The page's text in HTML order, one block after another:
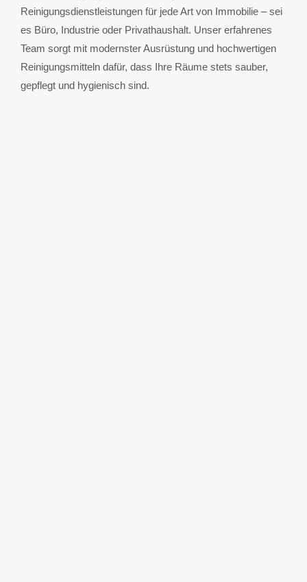
Reinigungsdienstleistungen für jede Art von Immobilie – sei
es Büro, Industrie oder Privathaushalt. Unser erfahrenes
Team sorgt mit modernster Ausrüstung und hochwertigen
Reinigungsmitteln dafür, dass Ihre Räume stets sauber,
gepflegt und hygienisch sind.